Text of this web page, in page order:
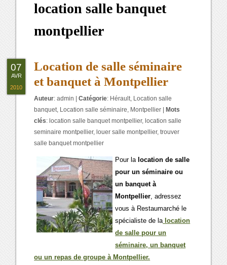
location salle banquet
montpellier
Location de salle séminaire
et banquet à Montpellier
Auteur:admin |Catégorie: Hérault, Location salle
banquet, Location salle séminaire, Montpellier
Mots
clés: location salle banquet montpellier, location salle
seminaire montpellier, louer salle montpellier,trouver
salle banquet montpellier
Pour la location de salle
pour un séminaire ou
un banquet à
Montpellier, adressez
vous à Restaumarché le
spécialiste de lalocation
de salle pour un
séminaire, un banquet
ou un repas de groupe à Montpellier.
07
AVR
2010